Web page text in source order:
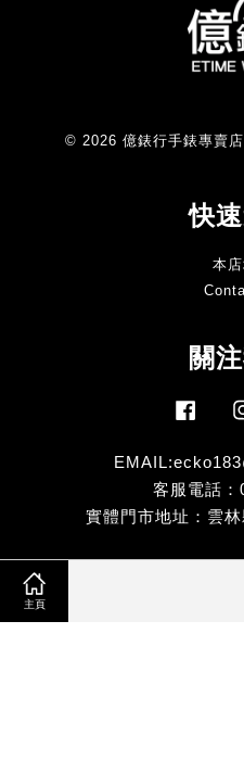
主頁
© 2026 億錶行手錶專賣
快
本
關
客服電話
實體門市地址：雲